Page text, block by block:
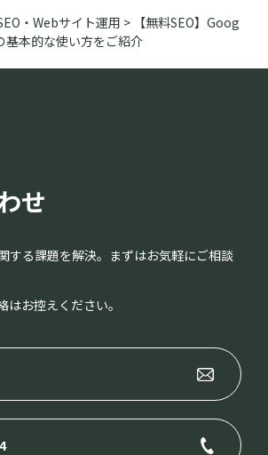
・Webサイト運用 > 【無料SEO】Goog
基本的な使い方をご紹介
せ
する課題を解決。まずはお気軽にご相談
お控えください。